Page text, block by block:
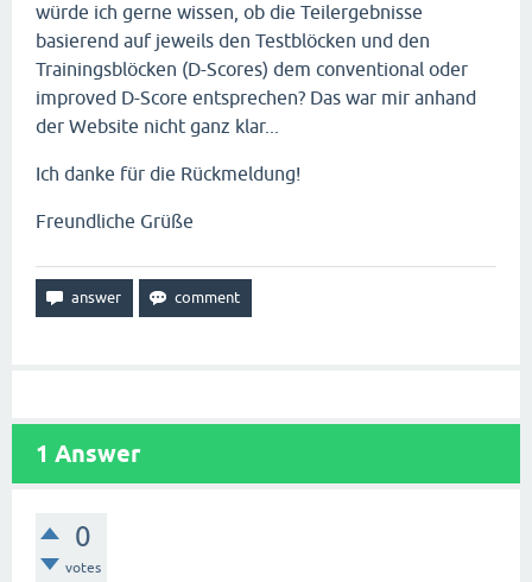
würde ich gerne wissen, ob die Teilergebnisse
basierend auf jeweils den Testblöcken und den
Trainingsblöcken (D-Scores) dem conventional oder
improved D-Score entsprechen? Das war mir anhand
der Website nicht ganz klar...
Ich danke für die Rückmeldung!
Freundliche Grüße
1 Answer
0
votes